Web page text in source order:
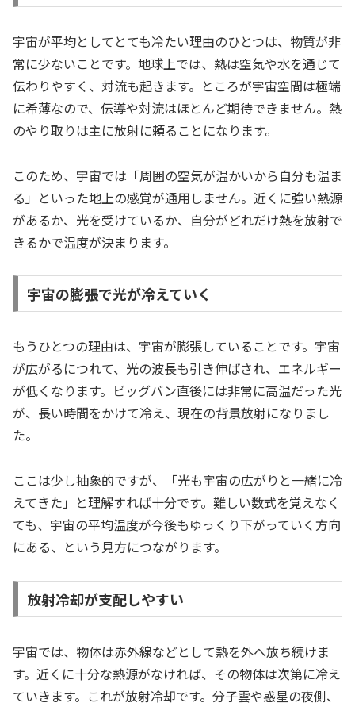
宇宙が平均としてとても冷たい理由のひとつは、物質が非
常に少ないことです。地球上では、熱は空気や水を通じて
伝わりやすく、対流も起きます。ところが宇宙空間は極端
に希薄なので、伝導や対流はほとんど期待できません。熱
のやり取りは主に放射に頼ることになります。
このため、宇宙では「周囲の空気が温かいから自分も温ま
る」といった地上の感覚が通用しません。近くに強い熱源
があるか、光を受けているか、自分がどれだけ熱を放射で
きるかで温度が決まります。
宇宙の膨張で光が冷えていく
もうひとつの理由は、宇宙が膨張していることです。宇宙
が広がるにつれて、光の波長も引き伸ばされ、エネルギー
が低くなります。ビッグバン直後には非常に高温だった光
が、長い時間をかけて冷え、現在の背景放射になりまし
た。
ここは少し抽象的ですが、「光も宇宙の広がりと一緒に冷
えてきた」と理解すれば十分です。難しい数式を覚えなく
ても、宇宙の平均温度が今後もゆっくり下がっていく方向
にある、という見方につながります。
放射冷却が支配しやすい
宇宙では、物体は赤外線などとして熱を外へ放ち続けま
す。近くに十分な熱源がなければ、その物体は次第に冷え
ていきます。これが放射冷却です。分子雲や惑星の夜側、